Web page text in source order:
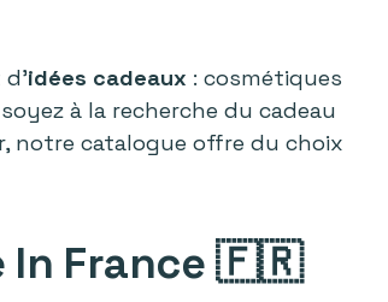
idées cadeaux : cosmétiques
à la recherche du cadeau
notre catalogue offre du choix
In France 🇫🇷